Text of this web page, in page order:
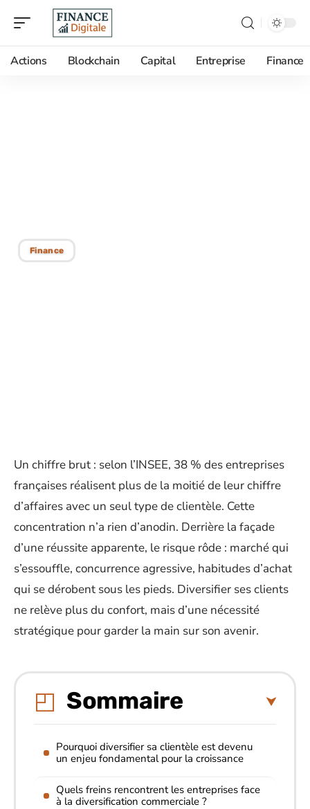
Actions Blockchain Capital Entreprise Finance
Finance
Un chiffre brut : selon l’INSEE, 38 % des entreprises
françaises réalisent plus de la moitié de leur chiffre
d’affaires avec un seul type de clientèle. Cette
concentration n’a rien d’anodin. Derrière la façade
d’une réussite apparente, le risque rôde : marché qui
s’essouffle, concurrence agressive, habitudes d’achat
qui se dérobent sous les pieds. Diversifier ses clients
ne relève plus du confort, mais d’une nécessité
stratégique pour garder la main sur son avenir.
Sommaire
Pourquoi diversifier sa clientèle est devenu
un enjeu fondamental pour la croissance
Quels freins rencontrent les entreprises face
à la diversification commerciale ?